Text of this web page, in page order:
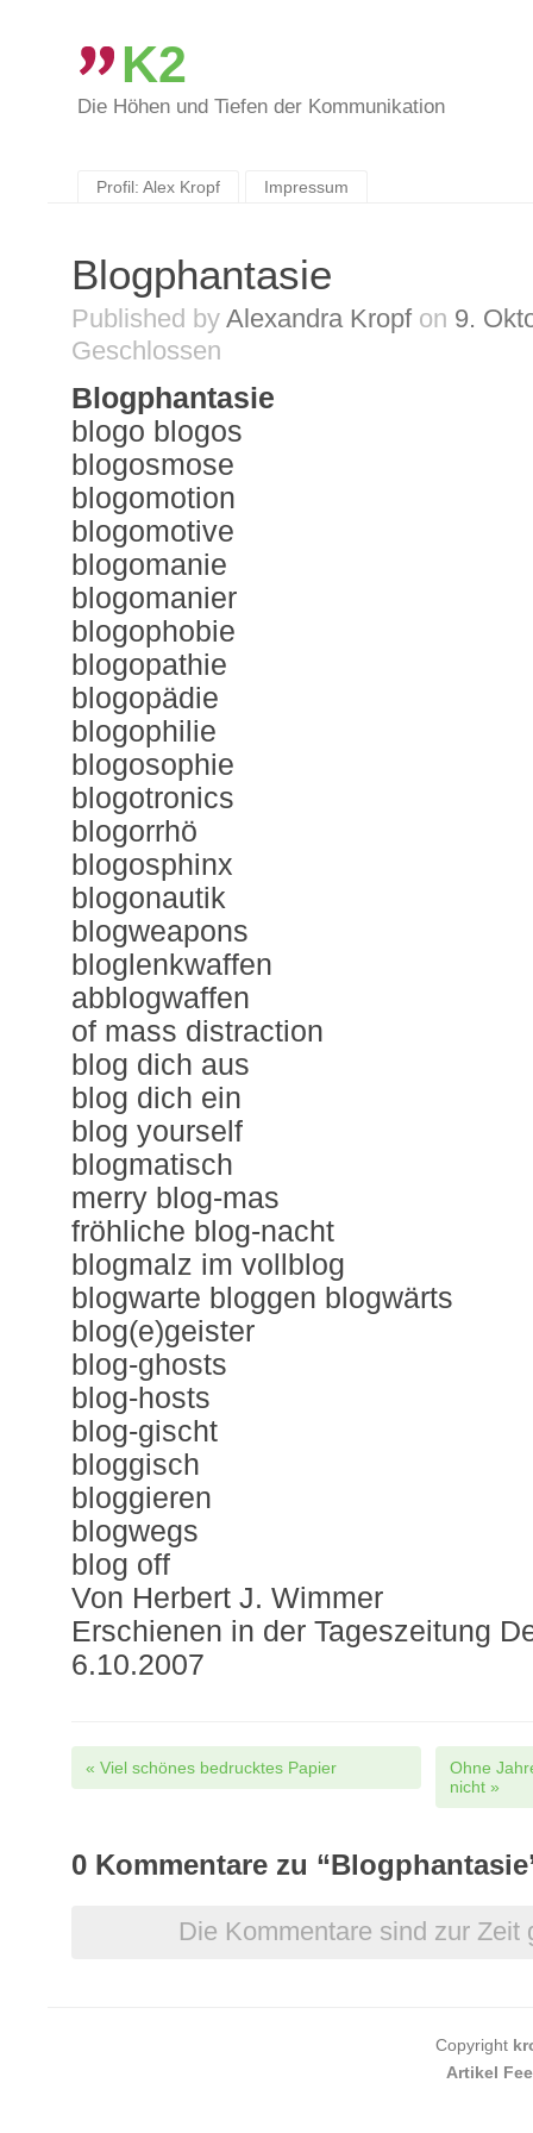
K2
Die Höhen und Tiefen der Kommunikation
Profil: Alex Kropf
Impressum
Blogphantasie
Published by Alexandra Kropf on 9.
Geschlossen
Blogphantasie
blogo blogos
blogosmose
blogomotion
blogomotive
blogomanie
blogomanier
blogophobie
blogopathie
blogopädie
blogophilie
blogosophie
blogotronics
blogorrhö
blogosphinx
blogonautik
blogweapons
bloglenkwaffen
abblogwaffen
of mass distraction
blog dich aus
blog dich ein
blog yourself
blogmatisch
merry blog-mas
fröhliche blog-nacht
blogmalz im vollblog
blogwarte bloggen blogwärts
blog(e)geister
blog-ghosts
blog-hosts
blog-gischt
bloggisch
bloggieren
blogwegs
blog off
Von Herbert J. Wimmer
Erschienen in der Tageszeitung
6.10.2007
Post navigation
« Viel schönes bedrucktes Papier
Ohne
nicht »
0 Kommentare zu
Die Kommentare sind zur Zeit
Copyright
Artikel